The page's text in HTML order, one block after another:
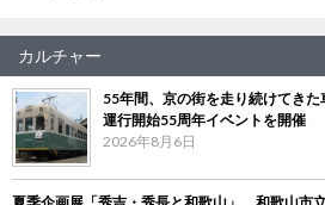
カルチャー
55年間、京の街を走り続けてき
運行開始55周年イベントを開催
2026年8月6日